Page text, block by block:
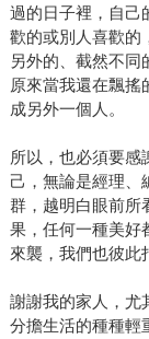
過的日子裡，自己
歡的或別人喜歡的
另外的、截然不同
原來當我還在飄搖
成另外一個人。
所以，也必須要感
己，無論是經理、
群，越明白眼前所
果，任何一種美好
來襲，我們也彼此
謝謝我的家人，尤
分擔生活的種種輕